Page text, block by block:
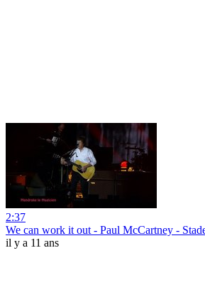
2:37
We can work it out - Paul McCartney -
il y a 11 ans